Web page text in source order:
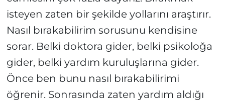
isteyen zaten bir şekilde yollarını araştırır.
Nasıl bırakabilirim sorusunu kendisine
sorar. Belki doktora gider, belki psikoloğa
gider, belki yardım kuruluşlarına gider.
Önce ben bunu nasıl bırakabilirimi
öğrenir. Sonrasında zaten yardım aldığı